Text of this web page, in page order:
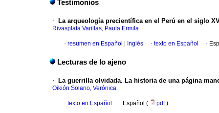
Testimonios
· La arqueología precientífica en el Perú en el siglo
Rivasplata Varillas, Paula Ermila
· resumen en Español Inglés · texto en Español ·
Lecturas de lo ajeno
· La guerrilla olvidada. La historia de una página
Oikión Solano, Verónica
· texto en Español · Español ( pdf)